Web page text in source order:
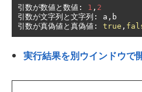
引数が数値と数値:
1 , 2
引数が文字列と文字列:
a ,
引数が真偽値と真偽値:
true ,
実行結果を別ウインドウで